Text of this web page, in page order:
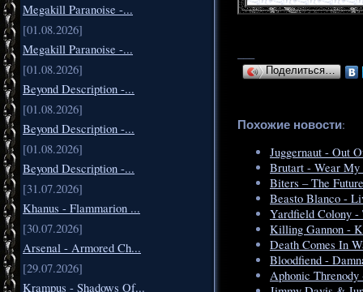
Megakill Paranoise -...
[01.08.2026]
Megakill Paranoise -...
[01.08.2026]
Beyond Description -...
[01.08.2026]
Beyond Description -...
[01.08.2026]
Beyond Description -...
[31.07.2026]
Khanus - Flammarion ...
[30.07.2026]
Arsenal - Armored Ch...
[29.07.2026]
Krampus - Shadows Of...
Поделиться…
Похожие новости:
Juggernaut - Out
Brutart - Wear My
Biters – The
Beasto Blanco -
Yardfield Colony -
Killing Gannon -
Death Comes In
Bloodfiend -
Aphonic